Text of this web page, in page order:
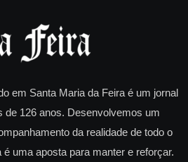
em Santa Maria da Feira é um jornal
de 126 anos. Desenvolvemos um
da realidade de todo o
uma aposta para manter e reforçar.